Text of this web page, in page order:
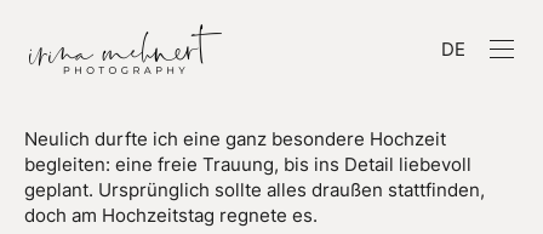
DE
Neulich durfte ich eine ganz besondere Hochzeit
begleiten: eine freie Trauung, bis ins Detail liebevoll
geplant. Ursprünglich sollte alles draußen stattfinden,
doch am Hochzeitstag regnete es.